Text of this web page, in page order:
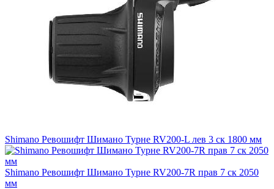
Shimano Ревошифт Шимано Турне RV200-L лев 3 ск 1800 мм
Shimano Ревошифт Шимано Турне RV200-7R прав 7 ск 2050
мм